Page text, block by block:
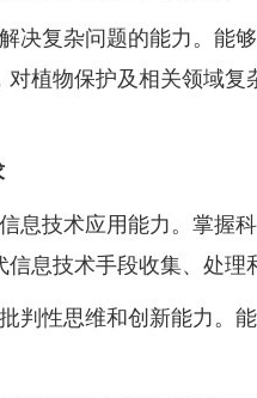
决复杂问题的能力。能
对植物保护及相关领域
息技术应用能力。掌握
信息技术手段收集、处理
判性思维和创新能力。